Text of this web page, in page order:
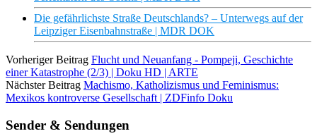
Die gefährlichste Straße Deutschlands? – Unterwegs auf der
Leipziger Eisenbahnstraße | MDR DOK
Vorheriger Beitrag Flucht und Neuanfang - Pompeji, Geschichte
einer Katastrophe (2/3) | Doku HD | ARTE
Nächster Beitrag Machismo, Katholizismus und Feminismus:
Mexikos kontroverse Gesellschaft | ZDFinfo Doku
Sender & Sendungen